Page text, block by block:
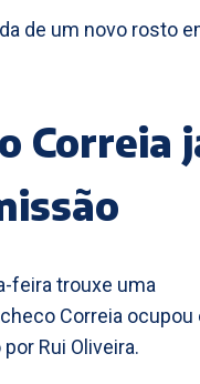
de um novo rosto
Correia
feira trouxe uma
Correia ocupou
Rui Oliveira.